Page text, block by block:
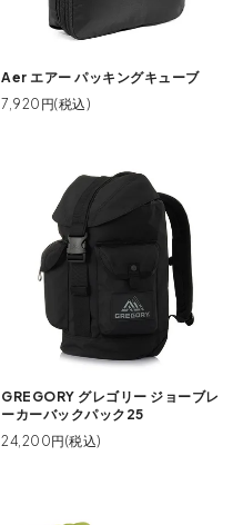
Aer エアー パッキングキューブ
7,920円(税込)
GREGORY グレゴリー ジョーブレ
ーカーバックパック25
24,200円(税込)